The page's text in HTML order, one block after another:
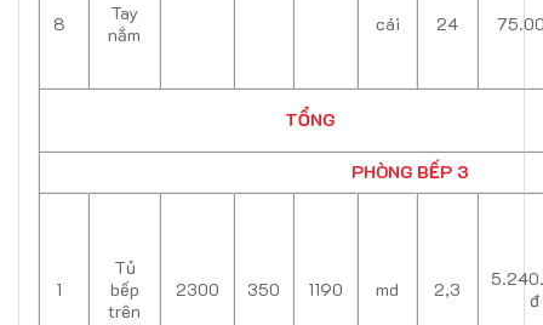
8
Tay
nắm
cái 24
TỔNG
PHÒNG BẾP 3
1
Tủ
bếp
trên
2300 350 1190 md 2,3
đ